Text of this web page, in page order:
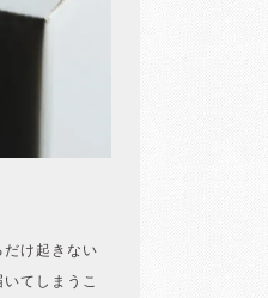
だけ起きない
てしまうこ